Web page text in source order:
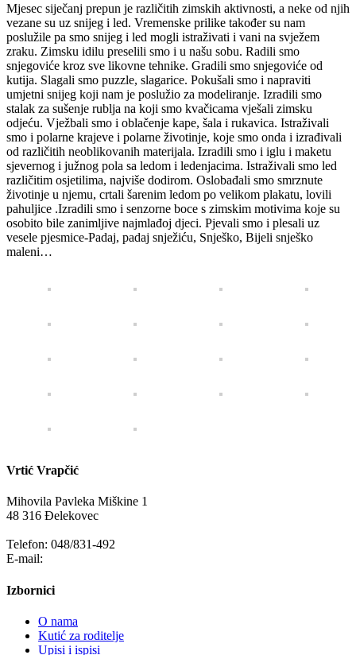
Mjesec siječanj prepun je različitih zimskih aktivnosti, a neke od njih
vezane su uz snijeg i led. Vremenske prilike također su nam
poslužile pa smo snijeg i led mogli istraživati i vani na svježem
zraku. Zimsku idilu preselili smo i u našu sobu. Radili smo
snjegoviće kroz sve likovne tehnike. Gradili smo snjegoviće od
kutija. Slagali smo puzzle, slagarice. Pokušali smo i napraviti
umjetni snijeg koji nam je poslužio za modeliranje. Izradili smo
stalak za sušenje rublja na koji smo kvačicama vješali zimsku
odjeću. Vježbali smo i oblačenje kape, šala i rukavica. Istraživali
smo i polarne krajeve i polarne životinje, koje smo onda i izrađivali
od različitih neoblikovanih materijala. Izradili smo i iglu i maketu
sjevernog i južnog pola sa ledom i ledenjacima. Istraživali smo led
različitim osjetilima, najviše dodirom. Oslobađali smo smrznute
životinje u njemu, crtali šarenim ledom po velikom plakatu, lovili
pahuljice .Izradili smo i senzorne boce s zimskim motivima koje su
osobito bile zanimljive najmlađoj djeci. Pjevali smo i plesali uz
vesele pjesmice-Padaj, padaj snježiću, Snješko, Bijeli snješko
maleni…
Vrtić Vrapčić
Mihovila Pavleka Miškine 1
48 316 Đelekovec
Telefon: 048/831-492
E-mail:
Izbornici
O nama
Kutić za roditelje
Upisi i ispisi